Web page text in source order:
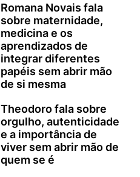
Romana Novais fala
sobre maternidade,
medicina e os
aprendizados de
integrar diferentes
papéis sem abrir mão
de si mesma
Theodoro fala sobre
orgulho, autenticidade
e a importância de
viver sem abrir mão de
quem se é